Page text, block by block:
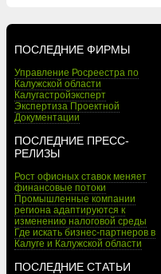
ПОСЛЕДНИЕ ФИРМЫ
Управление Росреестра по
Калужской области
Калугастройэксперт
Экспертиза Проектной
Документации
ПОСЛЕДНИЕ ПРЕСС-
РЕЛИЗЫ
Рост офисных ставок меняет
финансовые потоки
Промышленные компании
региона адаптируются к
изменению налоговой среды
Где искать бизнес-партнеров в
Калуге и Калужской области
ПОСЛЕДНИЕ СТАТЬИ